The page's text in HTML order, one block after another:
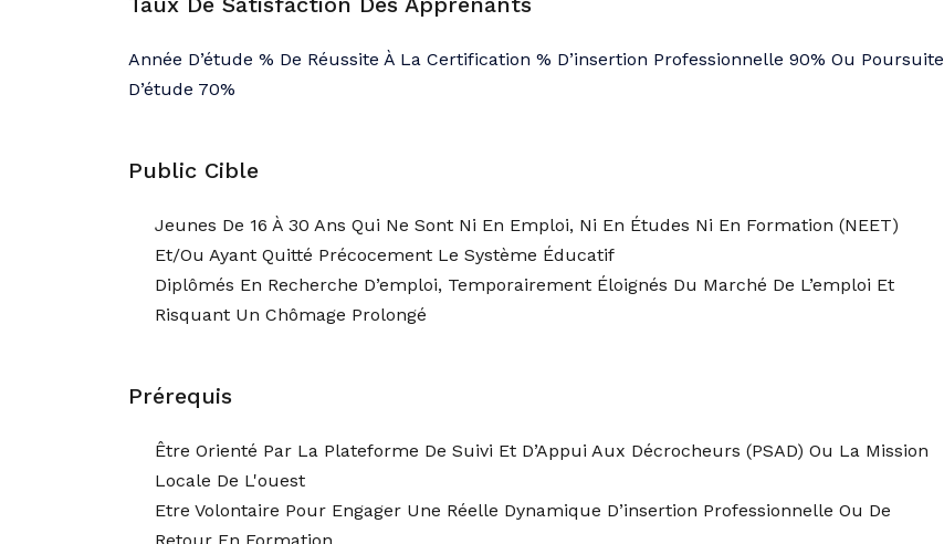
Année D’étude % De Réussite À La Certification % D’insertion Professionnelle 90% Ou Poursuite
D’étude 70%
Public Cible
Jeunes De 16 À 30 Ans Qui Ne Sont Ni En Emploi, Ni En Études Ni En Formation (NEET)
Et/ou Ayant Quitté Précocement Le Système Éducatif
Diplômés En Recherche D’emploi, Temporairement Éloignés Du Marché De L’emploi Et
Risquant Un Chômage Prolongé
Prérequis
Être Orienté Par La Plateforme De Suivi Et D’Appui Aux Décrocheurs (PSAD) Ou La Mission
Locale De L'ouest
Etre Volontaire Pour Engager Une Réelle Dynamique D’insertion Professionnelle Ou De